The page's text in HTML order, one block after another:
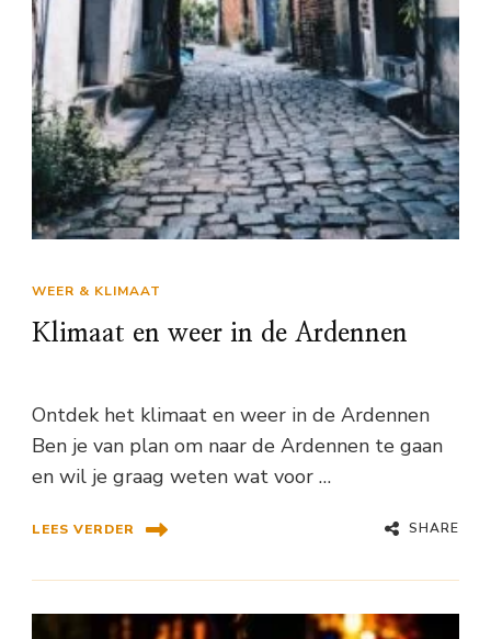
WEER & KLIMAAT
Klimaat en weer in de Ardennen
Ontdek het klimaat en weer in de Ardennen
Ben je van plan om naar de Ardennen te gaan
en wil je graag weten wat voor …
LEES VERDER SHARE